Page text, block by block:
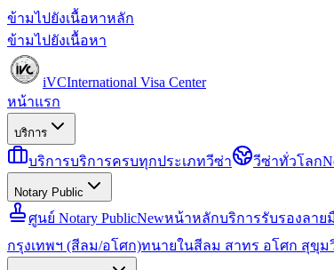
ข้ามไปยังเนื้อหาหลัก
ข้ามไปยังเนื้อหา
iVCInternational Visa Center
หน้าแรก
บริการ
บริการบริการครบทุกประเภทวีซ่า วีซ่าทั่วโลก
Notary Public
ศูนย์ Notary PublicNewหน้าหลักบริการรับรองลาย
กรุงเทพฯ (สีลม/อโศก)ทนายในสีลม สาทร อโศก สุขุม